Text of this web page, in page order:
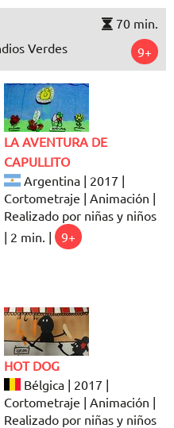
70 min.
Verdes
9+
LA AVENTURA DE
CAPULLITO
Argentina | 2017 |
Cortometraje | Animación |
Realizado por niñas y niños
| 2 min. |
9+
HOT DOG
Bélgica | 2017 |
Cortometraje | Animación |
Realizado por niñas y niños